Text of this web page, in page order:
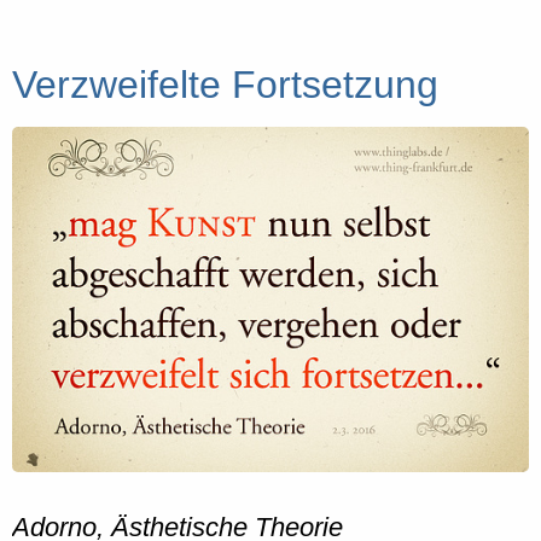
Verzweifelte Fortsetzung
Adorno, Ästhetische Theorie